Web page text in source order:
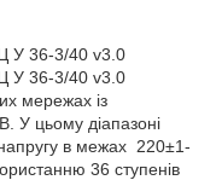
У 36-3/40 v3.0
У 36-3/40 v3.0
мережах із
У цьому діапазоні
в межах 220±1-
36 ступенів